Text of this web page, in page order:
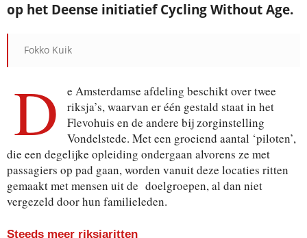
op het Deense initiatief Cycling Without Age.
Fokko Kuik
D
e Amsterdamse afdeling beschikt over twee
riksja’s, waarvan er één gestald staat in het
Flevohuis en de andere bij zorginstelling
Vondelstede. Met een groeiend aantal ‘piloten’,
die een degelijke opleiding ondergaan alvorens ze met
passagiers op pad gaan, worden vanuit deze locaties ritten
gemaakt met mensen uit de doelgroepen, al dan niet
vergezeld door hun familieleden.
Steeds meer riksjaritten